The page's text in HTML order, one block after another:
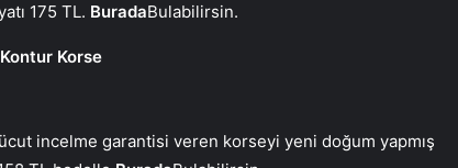
175 TL. BuradaBulabilirsin.
Korse
incelme garantisi veren korseyi yeni doğum yapmış